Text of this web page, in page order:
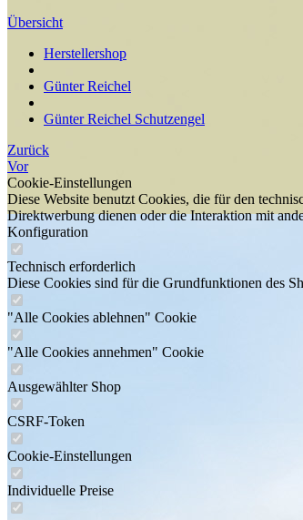
Übersicht
Herstellershop
Günter Reichel
Günter Reichel Schutzengel
Zurück
Vor
Cookie-Einstellungen
Diese Website benutzt Cookies, die für den
Direktwerbung dienen oder die Interaktion mit
Konfiguration
Technisch erforderlich
Diese Cookies sind für die Grundfunktionen des
"Alle Cookies ablehnen" Cookie
"Alle Cookies annehmen" Cookie
Ausgewählter Shop
CSRF-Token
Cookie-Einstellungen
Individuelle Preise